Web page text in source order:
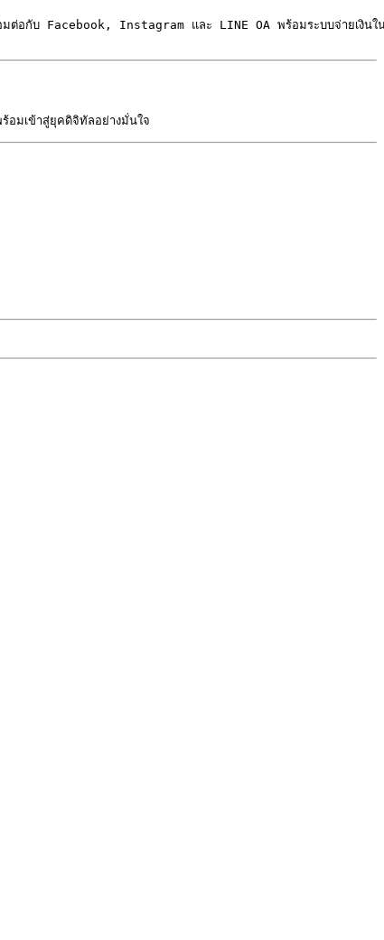
มต่อกับ Facebook, Instagram และ LINE OA พร้อมระบบจ่ายเงินใ
อมเข้าสู่ยุคดิจิทัลอย่างมั่นใจ